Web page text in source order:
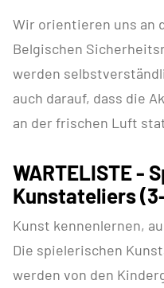
Wir orientieren uns an
Belgischen
werden
auch darauf, dass die
an der frischen Luft
WARTELISTE -
Kunstateliers
Kunst kennenlernen,
Die spielerischen
werden von den